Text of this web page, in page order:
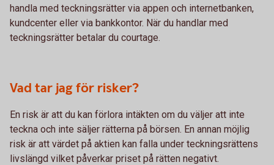
handla med teckningsrätter via appen och internetbanken,
kundcenter eller via bankkontor. När du handlar med
teckningsrätter betalar du courtage.
Vad tar jag för risker?
En risk är att du kan förlora intäkten om du väljer att inte
teckna och inte säljer rätterna på börsen. En annan möjlig
risk är att värdet på aktien kan falla under teckningsrättens
livslängd vilket påverkar priset på rätten negativt.